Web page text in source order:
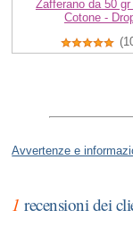
Zafferano da 50 gr
Cotone -
Avvertenze e
1 recensioni dei